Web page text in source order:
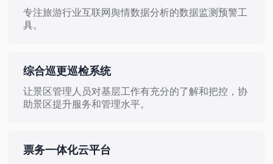
专注旅游行业互联网舆情数据分析的数据监测预警工
具。
多数据源
综合巡更巡检系统
让景区管理人员对基层工作有充分的了解和把控，协
助景区提升服务和管理水平。
自定义检查项 巡检计划灵活配置
票务一体化云平台